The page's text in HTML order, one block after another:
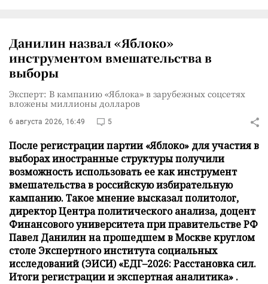
Данилин назвал «Яблоко»
инструментом вмешательства в
выборы
Эксперт: В кампанию «Яблока» в зарубежных соцсетях
вложены миллионы долларов
6 августа 2026, 16:49 5
После регистрации партии «Яблоко» для участия в
выборах иностранные структуры получили
возможность использовать ее как инструмент
вмешательства в российскую избирательную
кампанию. Такое мнение высказал политолог,
директор Центра политического анализа, доцент
Финансового университета при правительстве РФ
Павел Данилин на прошедшем в Москве круглом
столе Экспертного института социальных
исследований (ЭИСИ) «ЕДГ–2026: Расстановка сил.
Итоги регистрации и экспертная аналитика» .